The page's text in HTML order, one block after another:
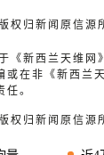
归新闻原信源
《新西兰天维网
在非《新西兰
。
归新闻原信源